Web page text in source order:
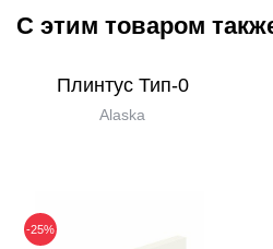
С этим товаром
Плинтус Тип-0
Alaska
-25%